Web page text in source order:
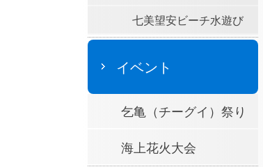
七美望安ビーチ水遊び
イベント
乞亀（チーグイ）祭り
海上花火大会